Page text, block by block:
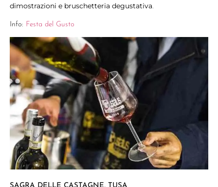
dimostrazioni e bruschetteria degustativa.
Info: Festa del Gusto